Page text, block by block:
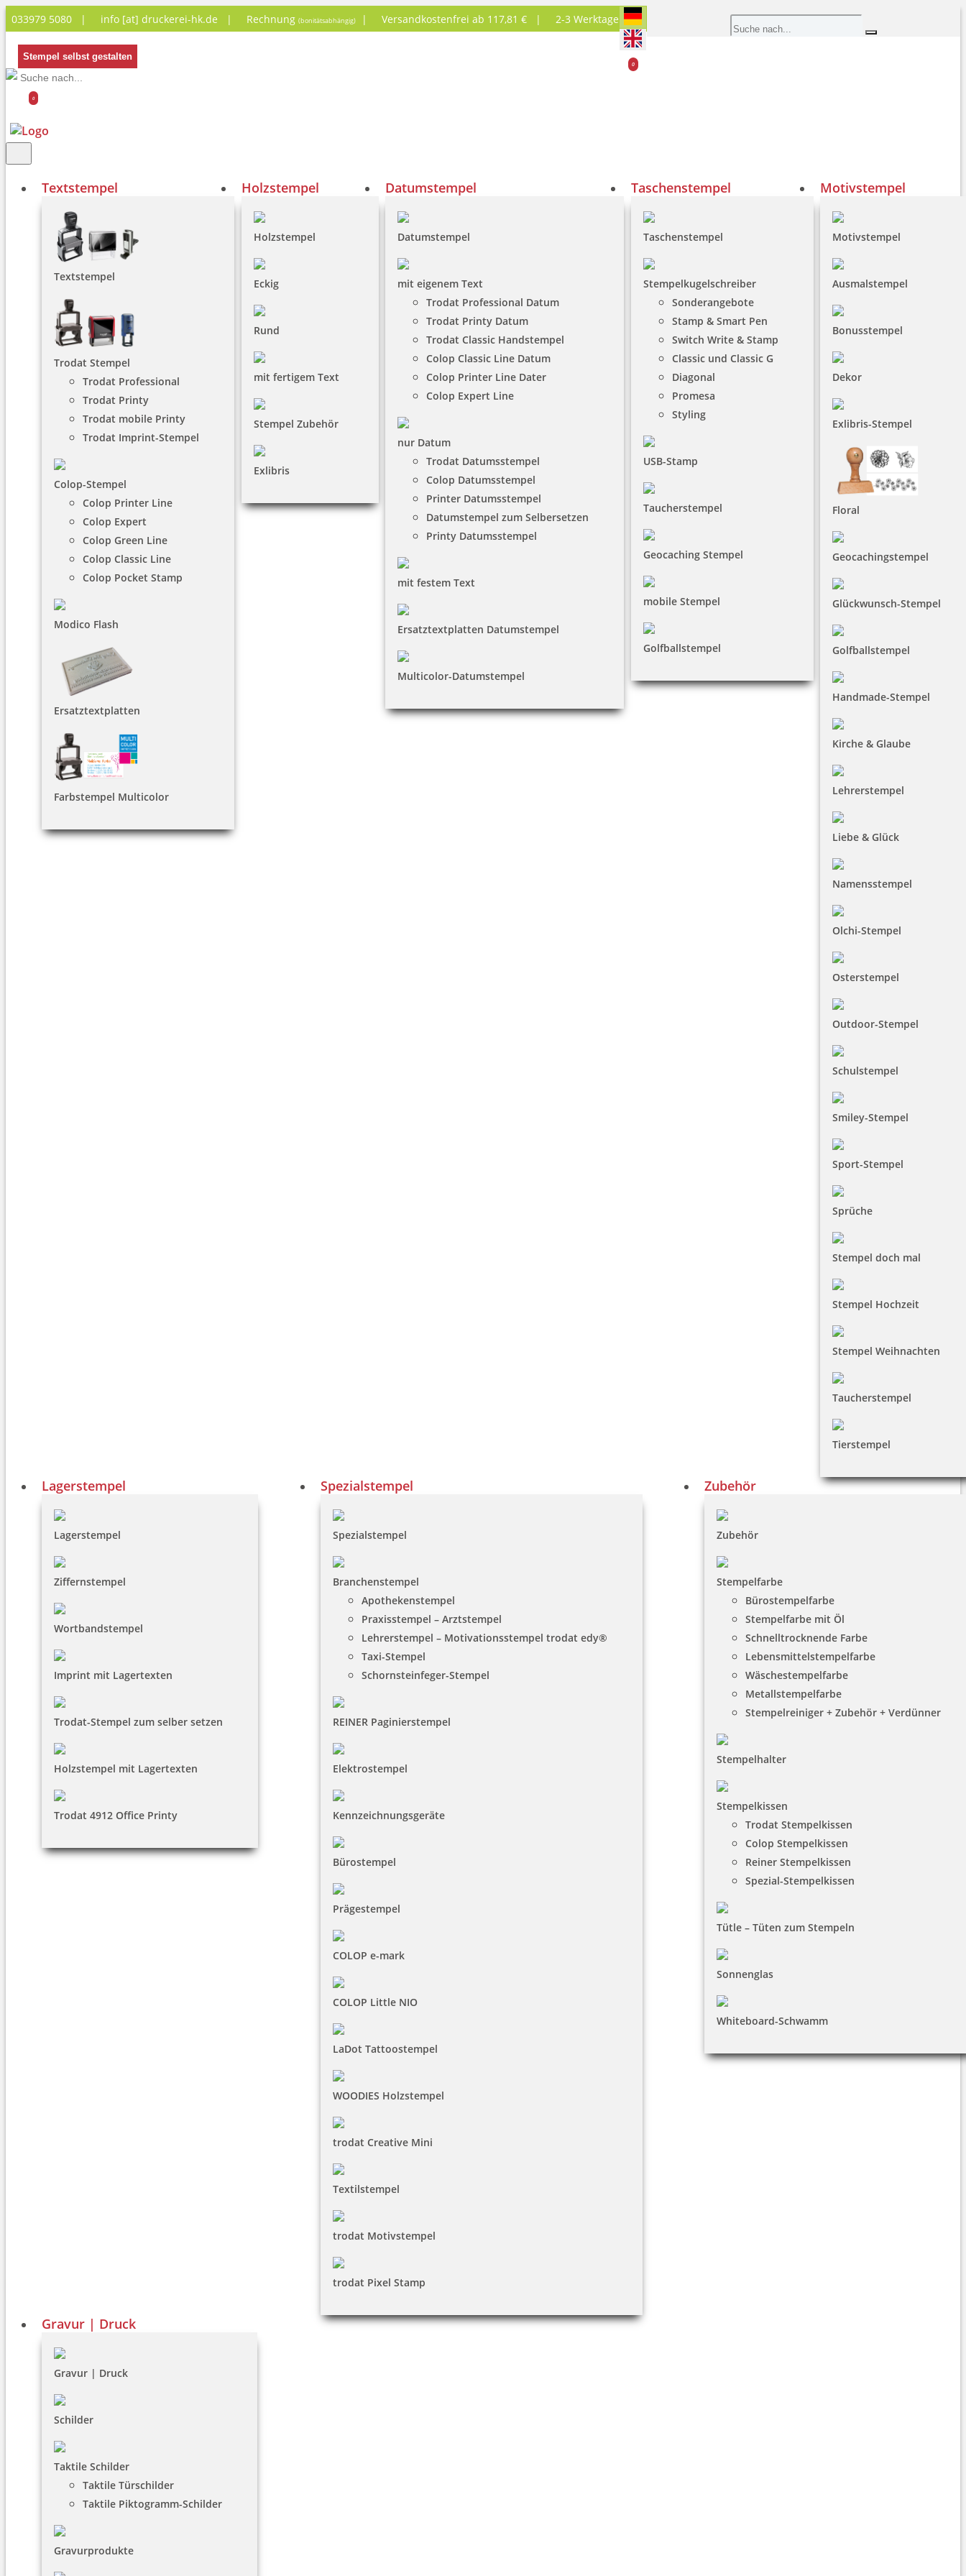
033979 5080 | info [at] druckerei-hk.de | Rechnung (bonitätsabhängig) | Versandkostenfrei ab 117,81 € | 2-3 Werktage
0
Stempel selbst gestalten
0
Textstempel
Textstempel
Trodat Stempel
Trodat Professional
Trodat Printy
Trodat mobile Printy
Trodat Imprint-Stempel
Colop-Stempel
Colop Printer Line
Colop Expert
Colop Green Line
Colop Classic Line
Colop Pocket Stamp
Modico Flash
Ersatztextplatten
Farbstempel Multicolor
Holzstempel
Holzstempel
Eckig
Rund
mit fertigem Text
Stempel Zubehör
Exlibris
Datumstempel
Datumstempel
mit eigenem Text
Trodat Professional Datum
Trodat Printy Datum
Trodat Classic Handstempel
Colop Classic Line Datum
Colop Printer Line Dater
Colop Expert Line
nur Datum
Trodat Datumsstempel
Colop Datumsstempel
Printer Datumsstempel
Datumstempel zum Selbersetzen
Printy Datumsstempel
mit festem Text
Ersatztextplatten Datumstempel
Multicolor-Datumstempel
Taschenstempel
Taschenstempel
Stempelkugelschreiber
Sonderangebote
Stamp & Smart Pen
Switch Write & Stamp
Classic und Classic G
Diagonal
Promesa
Styling
USB-Stamp
Taucherstempel
Geocaching Stempel
mobile Stempel
Golfballstempel
Motivstempel
Motivstempel
Ausmalstempel
Bonusstempel
Dekor
Exlibris-Stempel
Floral
Geocachingstempel
Glückwunsch-Stempel
Golfballstempel
Handmade-Stempel
Kirche & Glaube
Lehrerstempel
Liebe & Glück
Namensstempel
Olchi-Stempel
Osterstempel
Outdoor-Stempel
Schulstempel
Smiley-Stempel
Sport-Stempel
Sprüche
Stempel doch mal
Stempel Hochzeit
Stempel Weihnachten
Taucherstempel
Tierstempel
Lagerstempel
Lagerstempel
Ziffernstempel
Wortbandstempel
Imprint mit Lagertexten
Trodat-Stempel zum selber setzen
Holzstempel mit Lagertexten
Trodat 4912 Office Printy
Spezialstempel
Spezialstempel
Branchenstempel
Apothekenstempel
Praxisstempel – Arztstempel
Lehrerstempel – Motivationsstempel trodat edy®
Taxi-Stempel
Schornsteinfeger-Stempel
REINER Paginierstempel
Elektrostempel
Kennzeichnungsgeräte
Bürostempel
Prägestempel
COLOP e-mark
COLOP Little NIO
LaDot Tattoostempel
WOODIES Holzstempel
trodat Creative Mini
Textilstempel
trodat Motivstempel
trodat Pixel Stamp
Zubehör
Zubehör
Stempelfarbe
Bürostempelfarbe
Stempelfarbe mit Öl
Schnelltrocknende Farbe
Lebensmittelstempelfarbe
Wäschestempelfarbe
Metallstempelfarbe
Stempelreiniger + Zubehör + Verdünner
Stempelhalter
Stempelkissen
Trodat Stempelkissen
Colop Stempelkissen
Reiner Stempelkissen
Spezial-Stempelkissen
Tütle – Tüten zum Stempeln
Sonnenglas
Whiteboard-Schwamm
Gravur | Druck
Gravur | Druck
Schilder
Taktile Schilder
Taktile Türschilder
Taktile Piktogramm-Schilder
Gravurprodukte